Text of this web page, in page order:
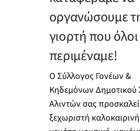
οργανώσουμε
γιορτή που όλοι
περιμέναμε!
Ο Σύλλογος Γονέων &
Κηδεμόνων Δημοτικού
Αλιντών σας
ξεχωριστή